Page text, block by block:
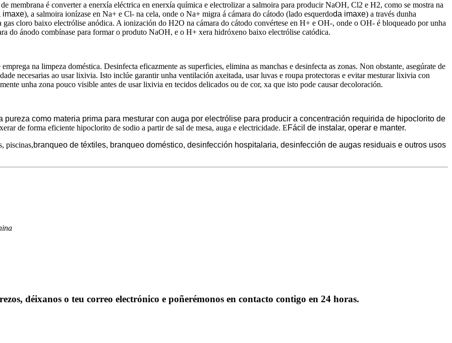
membrana é converter a enerxía eléctrica en enerxía química e electrolizar a salmoira para producir NaOH, Cl2 e H2, como se mostra na
imaxe), a salmoira ionízase en Na+ e Cl- na cela, onde o Na+ migra á cámara do cátodo (lado esquerdoda imaxe) a través dunha
cloro baixo electrólise anódica. A ionización do H2O na cámara do cátodo convértese en H+ e OH-, onde o OH- é bloqueado por unha
do ánodo combínase para formar o produto NaOH, e o H+ xera hidróxeno baixo electrólise catódica.
na limpeza doméstica. Desinfecta eficazmente as superficies, elimina as manchas e desinfecta as zonas. Non obstante, asegúrate de
necesarias ao usar lixivia. Isto inclúe garantir unha ventilación axeitada, usar luvas e roupa protectoras e evitar mesturar lixivia con
unha zona pouco visible antes de usar lixivia en tecidos delicados ou de cor, xa que isto pode causar decoloración.
como materia prima para mesturar con auga por electrólise para producir a concentración requirida de hipoclorito de
de forma eficiente hipoclorito de sodio a partir de sal de mesa, auga e electricidade. EFácil de instalar, operar e manter.
piscinas,branqueo de téxtiles, branqueo doméstico, desinfección hospitalaria, desinfección de augas residuais e outros usos
déixanos o teu correo electrónico e poñerémonos en contacto contigo en 24 horas.